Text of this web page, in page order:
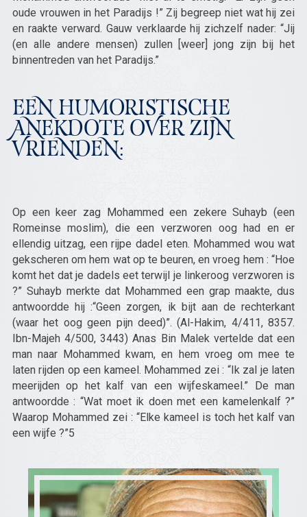
oude vrouwen in het Paradijs !” Zij begreep niet wat hij zei
en raakte verward. Gauw verklaarde hij zichzelf nader: “Jij
(en alle andere mensen) zullen [weer] jong zijn bij het
binnentreden van het Paradijs.”
EEN HUMORISTISCHE
ANEKDOTE OVER ZIJN
VRIENDEN:
Op een keer zag Mohammed een zekere Suhayb (een
Romeinse moslim), die een verzworen oog had en er
ellendig uitzag, een rijpe dadel eten. Mohammed wou wat
gekscheren om hem wat op te beuren, en vroeg hem : “Hoe
komt het dat je dadels eet terwijl je linkeroog verzworen is
?” Suhayb merkte dat Mohammed een grap maakte, dus
antwoordde hij :“Geen zorgen, ik bijt aan de rechterkant
(waar het oog geen pijn deed)”. (Al-Hakim, 4/411, 8357.
Ibn-Majeh 4/500, 3443) Anas Bin Malek vertelde dat een
man naar Mohammed kwam, en hem vroeg om mee te
laten rijden op een kameel. Mohammed zei : “Ik zal je laten
meerijden op het kalf van een wijfeskameel.” De man
antwoordde : “Wat moet ik doen met een kamelenkalf ?”
Waarop Mohammed zei : “Elke kameel is toch het kalf van
een wijfe ?”5